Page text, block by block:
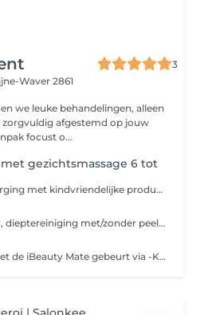
3
Waver 2861
we leuke behandelingen, alleen
afgestemd op jouw
focust o...
gezichtsmassage 6 tot
Gezichtsreiniging en verzorging met kindvriendelijke producten + massage *reiniging *massage ***Kinderen tot 8 jaar mag met begeleiding van 1pers. Oudere kindjes ophalen na de behandeling . Dit om ontspanning en rust te garanderen.
Inclusief: reiniging v/d huid, dieptereiniging met/zonder peeling, verwijderen van onzuiverheden, massage van gezicht & decolleté, masker, aanbrengen dagverzorging
De cellulitisbehandeling met de iBeauty Mate gebeurt via -Kinetische massage -Endermomassage -Led rood Elke sessie bevat maar 1 zone( buik, billen, dijen of armen) *€100/sessie ongeveer 1uur *Aankoop pakket sessie €1000 voor 12 sessies *Beste resultaat 2x per week